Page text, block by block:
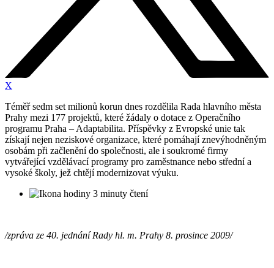
X
Téměř sedm set milionů korun dnes rozdělila Rada hlavního města
Prahy mezi 177 projektů, které žádaly o dotace z Operačního
programu Praha – Adaptabilita. Příspěvky z Evropské unie tak
získají nejen neziskové organizace, které pomáhají znevýhodněným
osobám při začlenění do společnosti, ale i soukromé firmy
vytvářející vzdělávací programy pro zaměstnance nebo střední a
vysoké školy, jež chtějí modernizovat výuku.
3 minuty čtení
/zpráva ze 40. jednání Rady hl. m. Prahy 8. prosince 2009/